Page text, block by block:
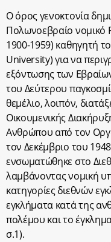
Ο όρος γενοκτονία
Πολωνοεβραίο νομικό
1900-1959) καθηγητή
University) για να
εξόντωσης των
του Δεύτερου
θεμέλιο, λοιπόν,
Οικουμενικής
Ανθρώπου από τον
τον Δεκέμβριο του
ενσωματώθηκε στο
λαμβάνοντας νομική
κατηγορίες διεθνών
εγκλήματα κατά της
πολέμου και το
σ.1).